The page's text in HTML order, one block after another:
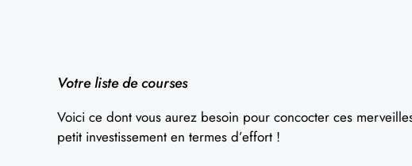
Votre liste de courses
Voici ce dont vous aurez besoin pour concocter ces
petit investissement en termes d’effort !